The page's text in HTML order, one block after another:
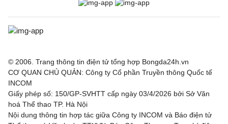
© 2006. Trang thông tin điện tử tổng hợp Bongda24h.vn
CƠ QUAN CHỦ QUẢN: Công ty Cổ phần Truyền thông Quốc tế
INCOM
Giấy phép số: 150/GP-SVHTT cấp ngày 03/4/2026 bởi Sở Văn
hoá Thể thao TP. Hà Nội
Nội dung thông tin hợp tác giữa Công ty INCOM và Báo điện tử